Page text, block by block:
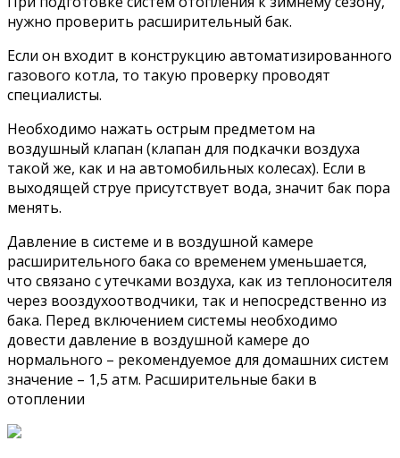
нужно проверить расширительный бак.
Если он входит в конструкцию автоматизированного
газового котла, то такую проверку проводят
специалисты.
Необходимо нажать острым предметом на
воздушный клапан (клапан для подкачки воздуха
такой же, как и на автомобильных колесах). Если в
выходящей струе присутствует вода, значит бак пора
менять.
Давление в системе и в воздушной камере
расширительного бака со временем уменьшается,
что связано с утечками воздуха, как из теплоносителя
через вооздухоотводчики, так и непосредственно из
бака. Перед включением системы необходимо
довести давление в воздушной камере до
нормального – рекомендуемое для домашних систем
значение – 1,5 атм. Расширительные баки в
отоплении